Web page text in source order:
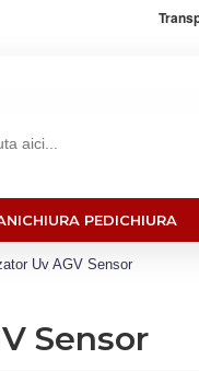
PEDICHIURA
Uv AGV Sensor
Sensor